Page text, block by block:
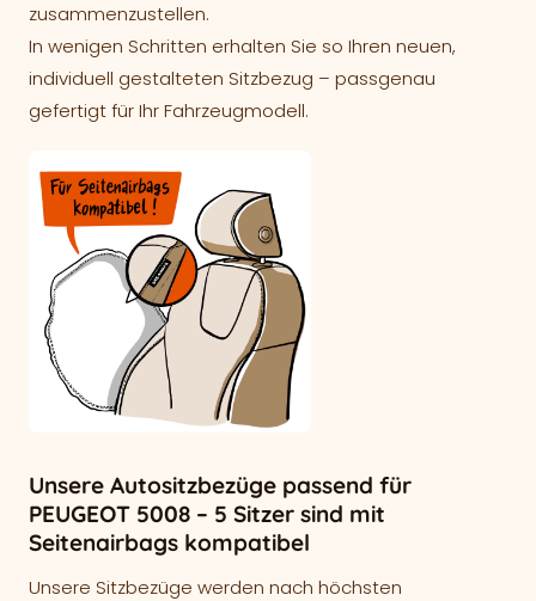
zusammenzustellen.
In wenigen Schritten erhalten Sie so Ihren neuen,
individuell gestalteten Sitzbezug – passgenau
gefertigt für Ihr Fahrzeugmodell.
Unsere Autositzbezüge passend für
PEUGEOT 5008 – 5 Sitzer sind mit
Seitenairbags kompatibel
Unsere Sitzbezüge werden nach höchsten